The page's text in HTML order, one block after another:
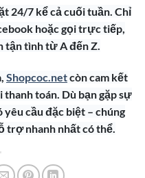
24/7 kể cả cuối tuần. Chỉ
hoặc gọi trực tiếp,
tận tình từ A đến Z.
Shopcoc.netcòn cam kết
thanh toán. Dù bạn gặp sự
cầu đặc biệt – chúng
trợ nhanh nhất có thể.